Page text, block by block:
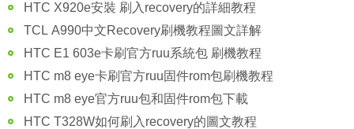
HTC X920e安裝 刷入recovery的詳細教程
TCL A990中文Recovery刷機教程圖文詳解
HTC E1 603e卡刷官方ruu系統包 刷機教程
HTC m8 eye卡刷官方ruu固件rom包刷機教程
HTC m8 eye官方ruu包和固件rom包下載
HTC T328W如何刷入recovery的圖文教程